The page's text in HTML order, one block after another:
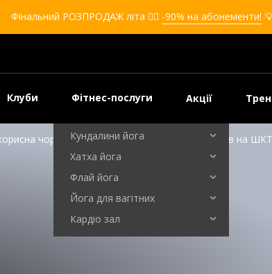
Фінальний РОЗПРОДАЖ літа ❤️‍🔥 -90% на абонементи!
Клуби Фітнес-послуги
Кікбоксинг для дівчат
Кікбоксинг для дітей
Самооборона для дівчат
Самооборона для дітей
Кундалини йога
Хатха йога
Флай йога
Йога для вагітних
Кардіо зал
Акції
чорниця: лікувальні властивості та вплив на ШКТ